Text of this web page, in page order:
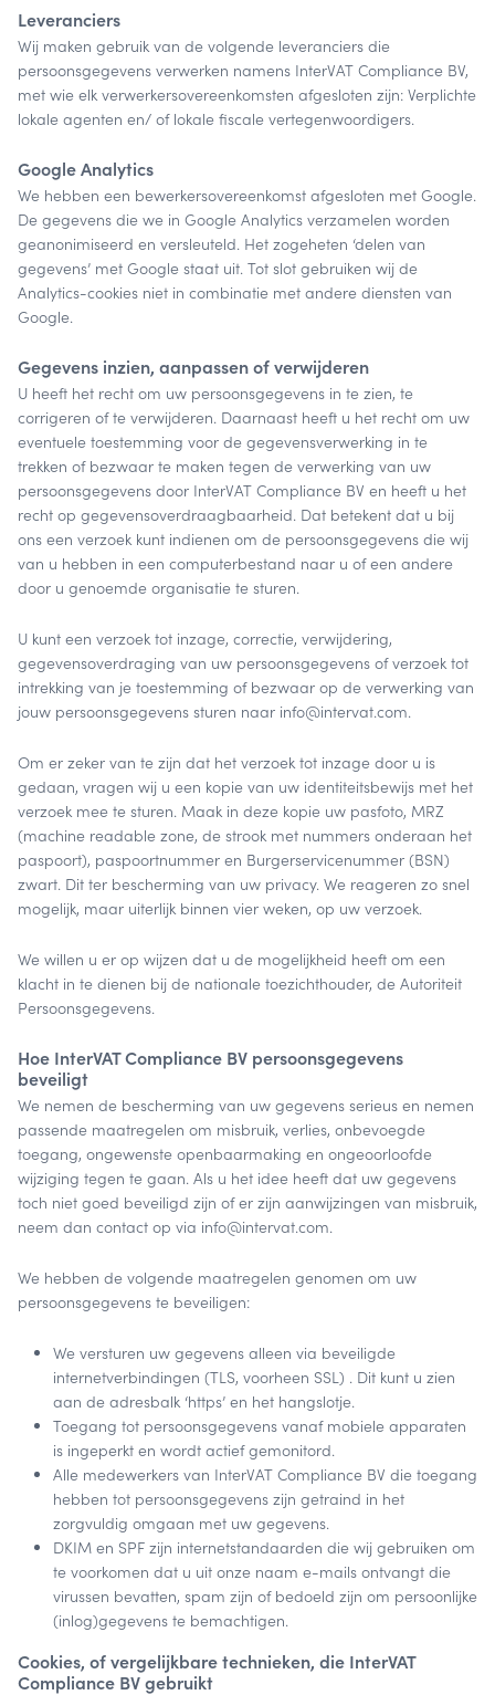
Leveranciers
Wij maken gebruik van de volgende leveranciers die
persoonsgegevens verwerken namens InterVAT Compliance BV,
met wie elk verwerkersovereenkomsten afgesloten zijn: Verplichte
lokale agenten en/ of lokale fiscale vertegenwoordigers.
Google Analytics
We hebben een bewerkersovereenkomst afgesloten met Google.
De gegevens die we in Google Analytics verzamelen worden
geanonimiseerd en versleuteld. Het zogeheten ‘delen van
gegevens’ met Google staat uit. Tot slot gebruiken wij de
Analytics-cookies niet in combinatie met andere diensten van
Google.
Gegevens inzien, aanpassen of verwijderen
U heeft het recht om uw persoonsgegevens in te zien, te
corrigeren of te verwijderen. Daarnaast heeft u het recht om uw
eventuele toestemming voor de gegevensverwerking in te
trekken of bezwaar te maken tegen de verwerking van uw
persoonsgegevens door InterVAT Compliance BV en heeft u het
recht op gegevensoverdraagbaarheid. Dat betekent dat u bij
ons een verzoek kunt indienen om de persoonsgegevens die wij
van u hebben in een computerbestand naar u of een andere
door u genoemde organisatie te sturen.
U kunt een verzoek tot inzage, correctie, verwijdering,
gegevensoverdraging van uw persoonsgegevens of verzoek tot
intrekking van je toestemming of bezwaar op de verwerking van
jouw persoonsgegevens sturen naar info@intervat.com.
Om er zeker van te zijn dat het verzoek tot inzage door u is
gedaan, vragen wij u een kopie van uw identiteitsbewijs met het
verzoek mee te sturen. Maak in deze kopie uw pasfoto, MRZ
(machine readable zone, de strook met nummers onderaan het
paspoort), paspoortnummer en Burgerservicenummer (BSN)
zwart. Dit ter bescherming van uw privacy. We reageren zo snel
mogelijk, maar uiterlijk binnen vier weken, op uw verzoek.
We willen u er op wijzen dat u de mogelijkheid heeft om een
klacht in te dienen bij de nationale toezichthouder, de Autoriteit
Persoonsgegevens.
Hoe InterVAT Compliance BV persoonsgegevens
beveiligt
We nemen de bescherming van uw gegevens serieus en nemen
passende maatregelen om misbruik, verlies, onbevoegde
toegang, ongewenste openbaarmaking en ongeoorloofde
wijziging tegen te gaan. Als u het idee heeft dat uw gegevens
toch niet goed beveiligd zijn of er zijn aanwijzingen van misbruik,
neem dan contact op via info@intervat.com.
We hebben de volgende maatregelen genomen om uw
persoonsgegevens te beveiligen:
We versturen uw gegevens alleen via beveiligde
internetverbindingen (TLS, voorheen SSL) . Dit kunt u zien
aan de adresbalk ‘https’ en het hangslotje.
Toegang tot persoonsgegevens vanaf mobiele apparaten
is ingeperkt en wordt actief gemonitord.
Alle medewerkers van InterVAT Compliance BV die toegang
hebben tot persoonsgegevens zijn getraind in het
zorgvuldig omgaan met uw gegevens.
DKIM en SPF zijn internetstandaarden die wij gebruiken om
te voorkomen dat u uit onze naam e-mails ontvangt die
virussen bevatten, spam zijn of bedoeld zijn om persoonlijke
(inlog)gegevens te bemachtigen.
Cookies, of vergelijkbare technieken, die InterVAT
Compliance BV gebruikt